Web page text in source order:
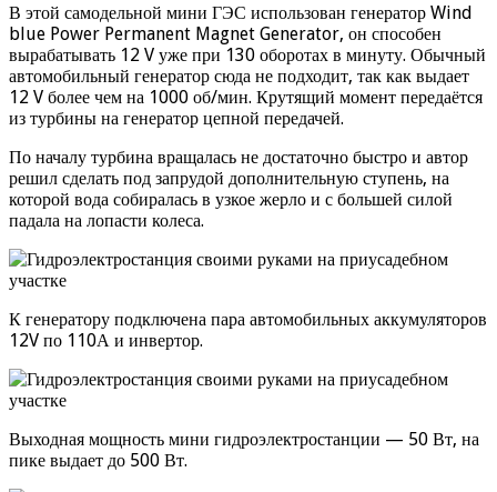
В этой самодельной мини ГЭС использован генератор Wind
blue Power Permanent Magnet Generator, он способен
вырабатывать 12 V уже при 130 оборотах в минуту. Обычный
автомобильный генератор сюда не подходит, так как выдает
12 V более чем на 1000 об/мин. Крутящий момент передаётся
из турбины на генератор цепной передачей.
По началу турбина вращалась не достаточно быстро и автор
решил сделать под запрудой дополнительную ступень, на
которой вода собиралась в узкое жерло и с большей силой
падала на лопасти колеса.
К генератору подключена пара автомобильных аккумуляторов
12V по 110А и инвертор.
Выходная мощность мини гидроэлектростанции — 50 Вт, на
пике выдает до 500 Вт.